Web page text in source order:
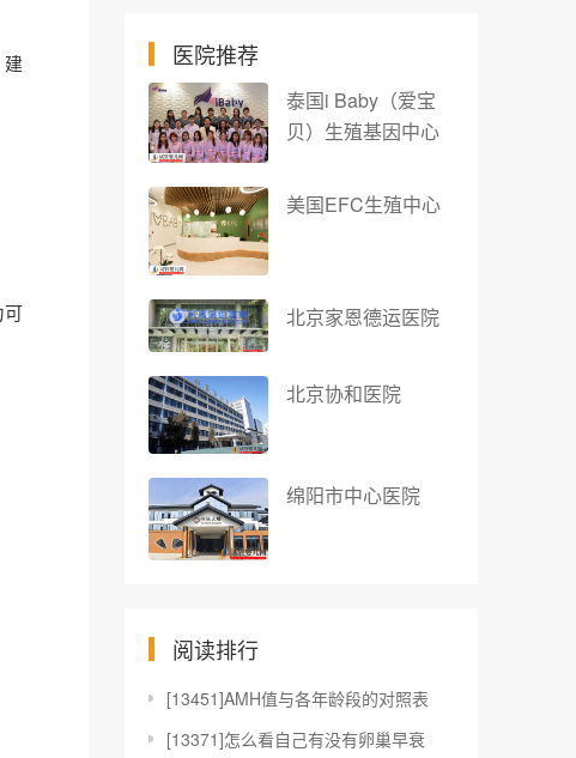
建
可
医院推荐
泰国i Baby（爱宝
贝）生殖基因中心
美国EFC生殖中心
北京家恩德运医院
北京协和医院
绵阳市中心医院
阅读排行
[13451]AMH值与各年龄段的对照表
[13371]怎么看自己有没有卵巢早衰